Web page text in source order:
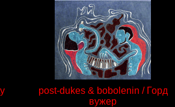
post-dukes & bobolenin / Горд
вужер